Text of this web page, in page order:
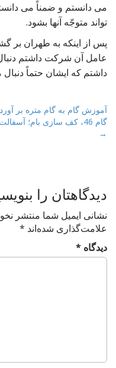
می دانستم و ضمناً می
تواند متوجّه آنها بشود.
پس از اینکه به طهران بر
عامل آن شرکت داشتم
داشتم که ایشان حتماً دنبال
P
o
s
v
i
g
a
آموزش گام به گام متره بر
گام 46، کف سازی بام؛
→
دیدگاهتان را
نشانی ایمیل شما منتشر
علامت‌گذاری شده‌اند *
دیدگاه *